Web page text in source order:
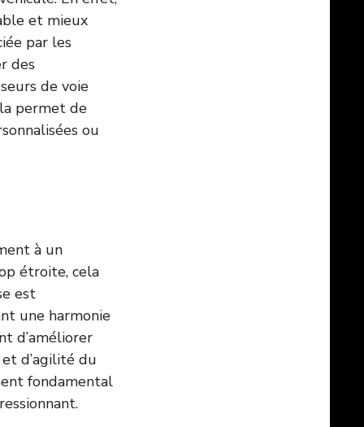
et mieux
par les
des
de voie
permet de
ou
à un
étroite, cela
est
une harmonie
d’améliorer
d’agilité du
fondamental